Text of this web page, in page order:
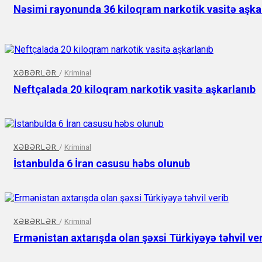
Nəsimi rayonunda 36 kiloqram narkotik vasitə
XƏBƏRLƏR / Kriminal
Neftçalada 20 kiloqram narkotik vasitə aşkarlanıb
XƏBƏRLƏR / Kriminal
İstanbulda 6 İran casusu həbs olunub
XƏBƏRLƏR / Kriminal
Ermənistan axtarışda olan şəxsi Türkiyəyə təhvil